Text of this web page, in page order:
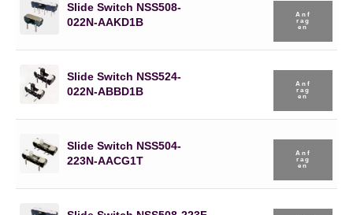
Slide Switch NSS508-
022N-AAKD1B
Anf
Rag
En
Slide Switch NSS524-
022N-ABBD1B
Anf
Rag
En
Slide Switch NSS504-
223N-AACG1T
Anf
Rag
En